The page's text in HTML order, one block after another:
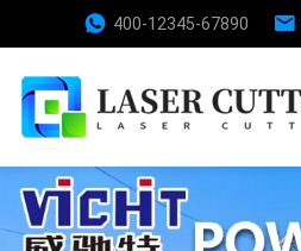
400-12345-67890